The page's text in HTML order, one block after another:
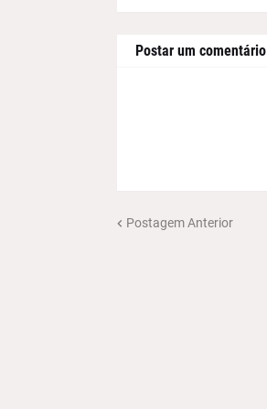
Postar um comentário
Postagem Anterior